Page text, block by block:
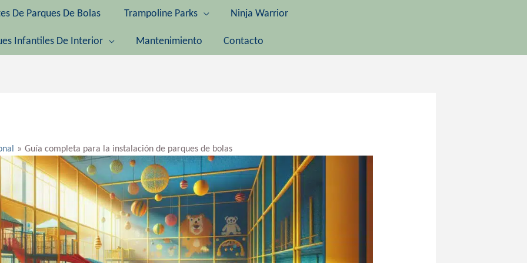
De Parques De Bolas Trampoline Parks Ninja Warrior
Infantiles De Interior Mantenimiento Contacto
Guía completa para la instalación de parques de bolas